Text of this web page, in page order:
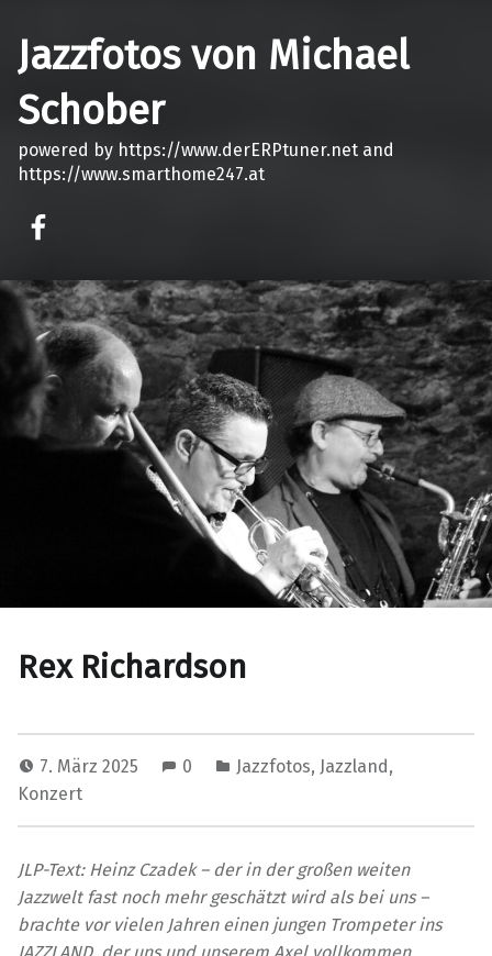
Jazzfotos von Michael
Schober
powered by https://www.derERPtuner.net and
https://www.smarthome247.at
Rex Richardson
7. März 2025 0 Jazzfotos, Jazzland,
Konzert
JLP-Text: Heinz Czadek – der in der großen weiten
Jazzwelt fast noch mehr geschätzt wird als bei uns –
brachte vor vielen Jahren einen jungen Trompeter ins